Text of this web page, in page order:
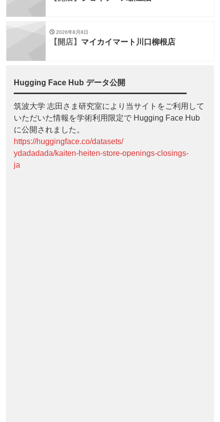
2026年8月8日
【開店】 マイカイマート川口柳根店
Hugging Face Hub データ公開
筑波大学 志田さま研究室により当サイトをご利用して
いただいた情報を学術利用限定で Hugging Face Hub
に公開されました。
https://huggingface.co/datasets/
ydadadada/kaiten-heiten-store-openings-closings-
ja